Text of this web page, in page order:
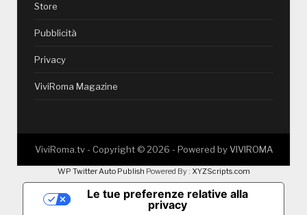
Store
Pubblicità
Privacy
ViviRoma Magazine
ViviRoma.tv - Copyright ©2026 - Powered byVIVIROMA
WP Twitter Auto Publish Powered By : XYZScripts.com
Le tue preferenze relative alla
privacy